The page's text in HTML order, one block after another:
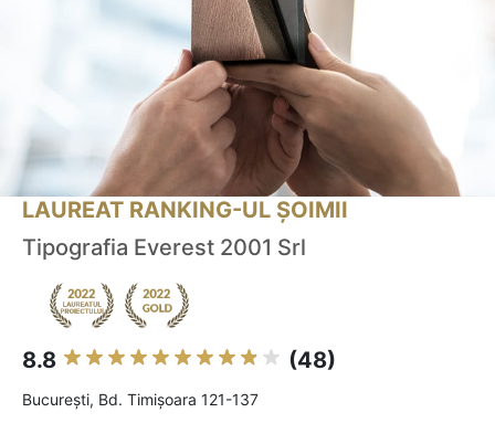
LAUREAT RANKING-UL ȘOIMII
Tipografia Everest 2001 Srl
8.8 (48)
Bucureşti, Bd. Timișoara 121-137